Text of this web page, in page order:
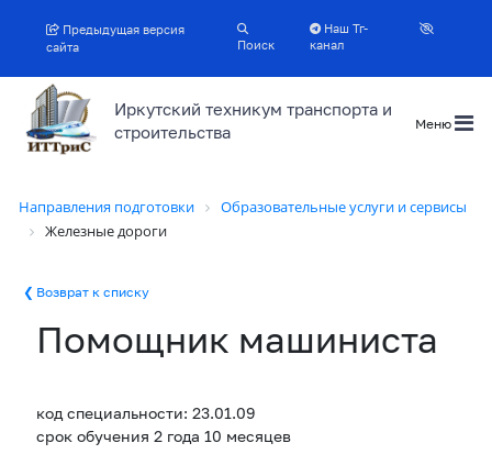
Предыдущая версия
сайта
Поиск
Наш Тг-
канал
Иркутский техникум транспорта и
строительства
Меню
Направления подготовки
Образовательные услуги и сервисы
Железные дороги
Возврат к списку
Помощник машиниста
код специальности: 23.01.09
срок обучения 2 года 10 месяцев